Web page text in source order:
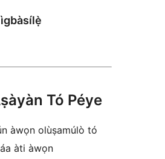
Tó Péye
àwọn olùṣamúlò tó
àti àwọn